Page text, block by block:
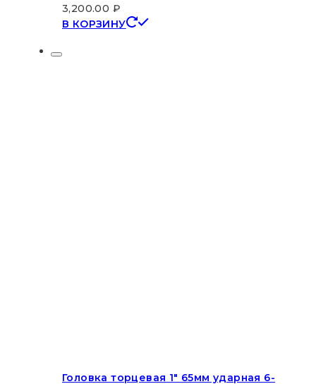
3,200.00 ₽
В КОРЗИНУ
Головка торцевая 1″ 65мм ударная 6-